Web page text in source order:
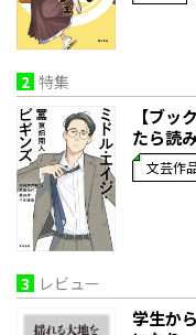
2 特集
【ブッ
たら読
文芸作
3 レビュー
学生か